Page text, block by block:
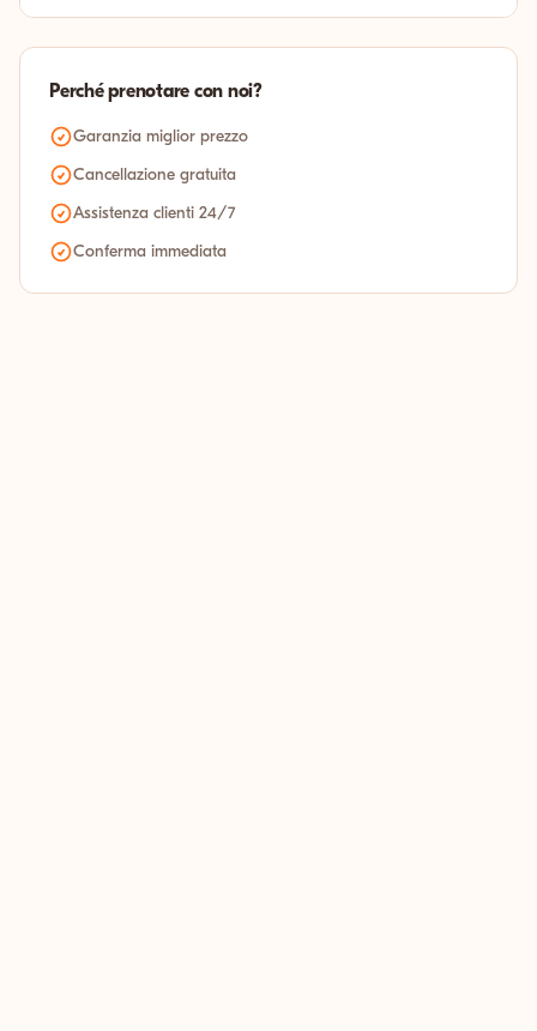
Perché prenotare con noi?
Garanzia miglior prezzo
Cancellazione gratuita
Assistenza clienti 24/7
Conferma immediata